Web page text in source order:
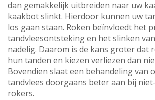
dan gemakkelijk uitbreiden naar uw
kaakbot slinkt. Hierdoor kunnen uw
los gaan staan. Roken beïnvloedt het
tandvleesontsteking en het slinken
nadelig. Daarom is de kans groter dat
hun tanden en kiezen verliezen dan
Bovendien slaat een behandeling van
tandvlees doorgaans beter aan bij
rokers.